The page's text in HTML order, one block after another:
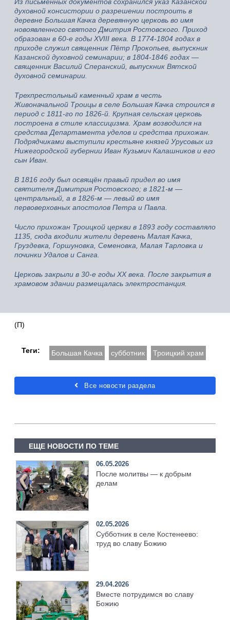
духовной консистории о разрешении построить в
деревне Большая Качка деревянную церковь во имя
новоявленного святого Дмитрия Ростовского. Приход
образован в 60-е годы XVIII века. В 1774-1804 годах в
приходе служил священник Пётр Прокопьев, выпускник
Казанской духовной семинарии; в 1804-1846 годах —
священник Василий Сперанский, выпускник Вятской
духовной семинарии.
Трехпрестольный каменный храм в честь
Живоначальной Троицы в селе Большая Качка строился в
период с 1811-го по 1826-й. Крупная сельская церковь
построена в стиле классицизма. Храм возводился на
средства Департамента уделов и средства прихожан.
Подрядчиками выступили крестьяне князей Урусовых из
Нижегородской губернии Иван Кузьмич Калашников и его
сын Иван.
В 1816 году был освящён правый придел во имя
святителя Димитрия Ростовского; в 1821-м —
центральный, а в 1826-м — левый во имя
первоверховных апостолов Петра и Павла.
Число прихожан Троицкой церкви в 1893 году составляло
1135, сюда входили жители деревень Малая Качка,
Груздевка, Горшуновка, Семеновка, Малая Тарловка и
починки Удалов и Санга.
Церковь закрыли в 30-е годы XX века. После закрытия в
храмовом здании размещалась электростанция.
(П)
Теги: Большая Качка субботник Троицкий храм
Все новости раздела
ЕЩЕ НОВОСТИ ПО ТЕМЕ
06.05.2026
После молитвы — к добрым
делам
02.05.2026
Субботник в селе Костенеево:
труд во славу Божию
29.04.2026
Вместе потрудимся во славу
Божию